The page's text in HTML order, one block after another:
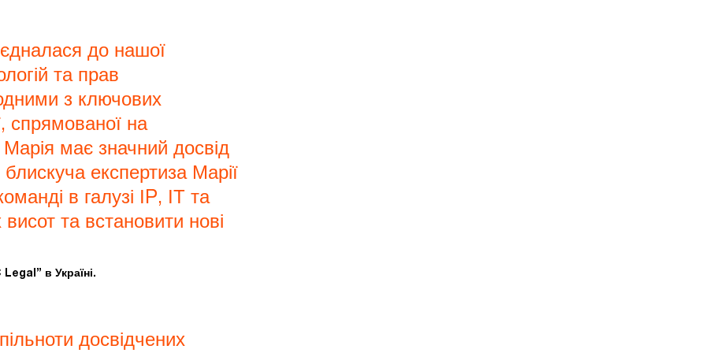
до нашої
та прав
з ключових
спрямованої на
Марія має значний досвід
експертиза Марії
в галузі ІP, ІТ та
та встановити нові
в Україні.
досвідчених